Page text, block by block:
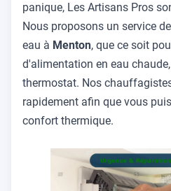
panique, Les Artisans Pros
Nous proposons un service
eau à Menton, que ce soit
d'alimentation en eau
thermostat. Nos
rapidement afin que vous
confort thermique.